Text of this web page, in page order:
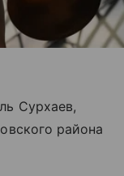
Сурхаев,
района